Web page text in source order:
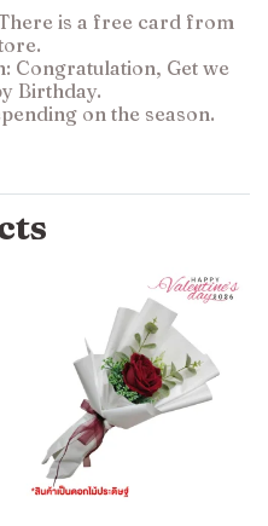
is a free card from
Congratulation, Get we
Birthday.
on the season.